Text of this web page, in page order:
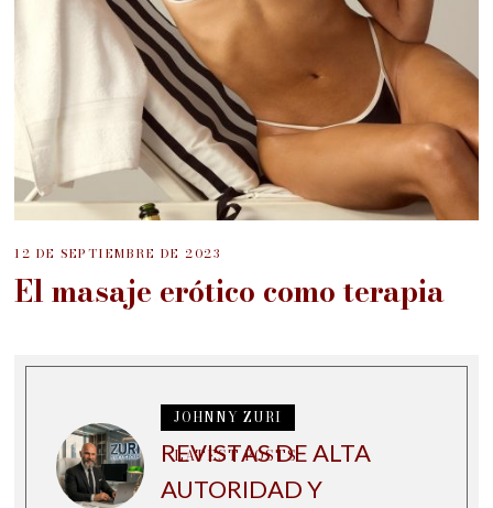
12 DE SEPTIEMBRE DE 2023
El masaje erótico como terapia
JOHNNY ZURI
LATEST POSTS
REVISTAS DE ALTA
AUTORIDAD Y